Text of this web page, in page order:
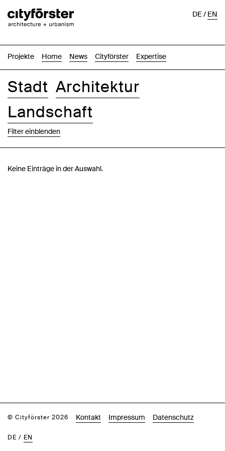
Projekte Home News Cityförster Expertise
DE/EN
Stadt Architektur
Landschaft
Filter einblenden
Keine Einträge in der Auswahl.
© Cityförster 2026 Kontakt Impressum Datenschutz
DE / EN